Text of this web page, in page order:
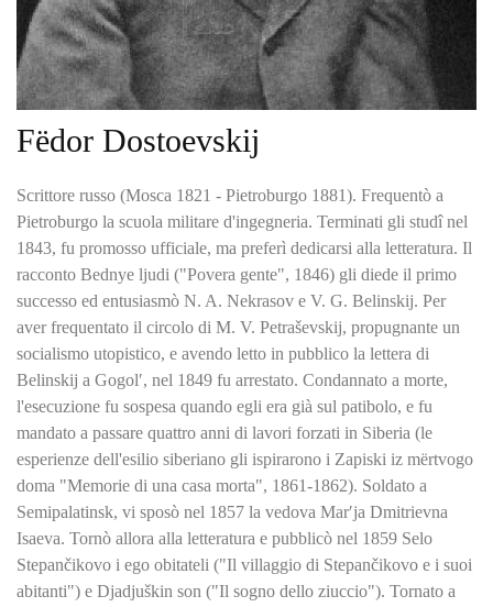
Fëdor Dostoevskij
Scrittore russo (Mosca 1821 - Pietroburgo 1881). Frequentò a
Pietroburgo la scuola militare d'ingegneria. Terminati gli studî nel
1843, fu promosso ufficiale, ma preferì dedicarsi alla letteratura. Il
racconto Bednye ljudi ("Povera gente", 1846) gli diede il primo
successo ed entusiasmò N. A. Nekrasov e V. G. Belinskij. Per
aver frequentato il circolo di M. V. Petraševskij, propugnante un
socialismo utopistico, e avendo letto in pubblico la lettera di
Belinskij a Gogol′, nel 1849 fu arrestato. Condannato a morte,
l'esecuzione fu sospesa quando egli era già sul patibolo, e fu
mandato a passare quattro anni di lavori forzati in Siberia (le
esperienze dell'esilio siberiano gli ispirarono i Zapiski iz mërtvogo
doma "Memorie di una casa morta", 1861-1862). Soldato a
Semipalatinsk, vi sposò nel 1857 la vedova Mar′ja Dmitrievna
Isaeva. Tornò allora alla letteratura e pubblicò nel 1859 Selo
Stepančikovo i ego obitateli ("Il villaggio di Stepančikovo e i suoi
abitanti") e Djadjuškin son ("Il sogno dello ziuccio"). Tornato a